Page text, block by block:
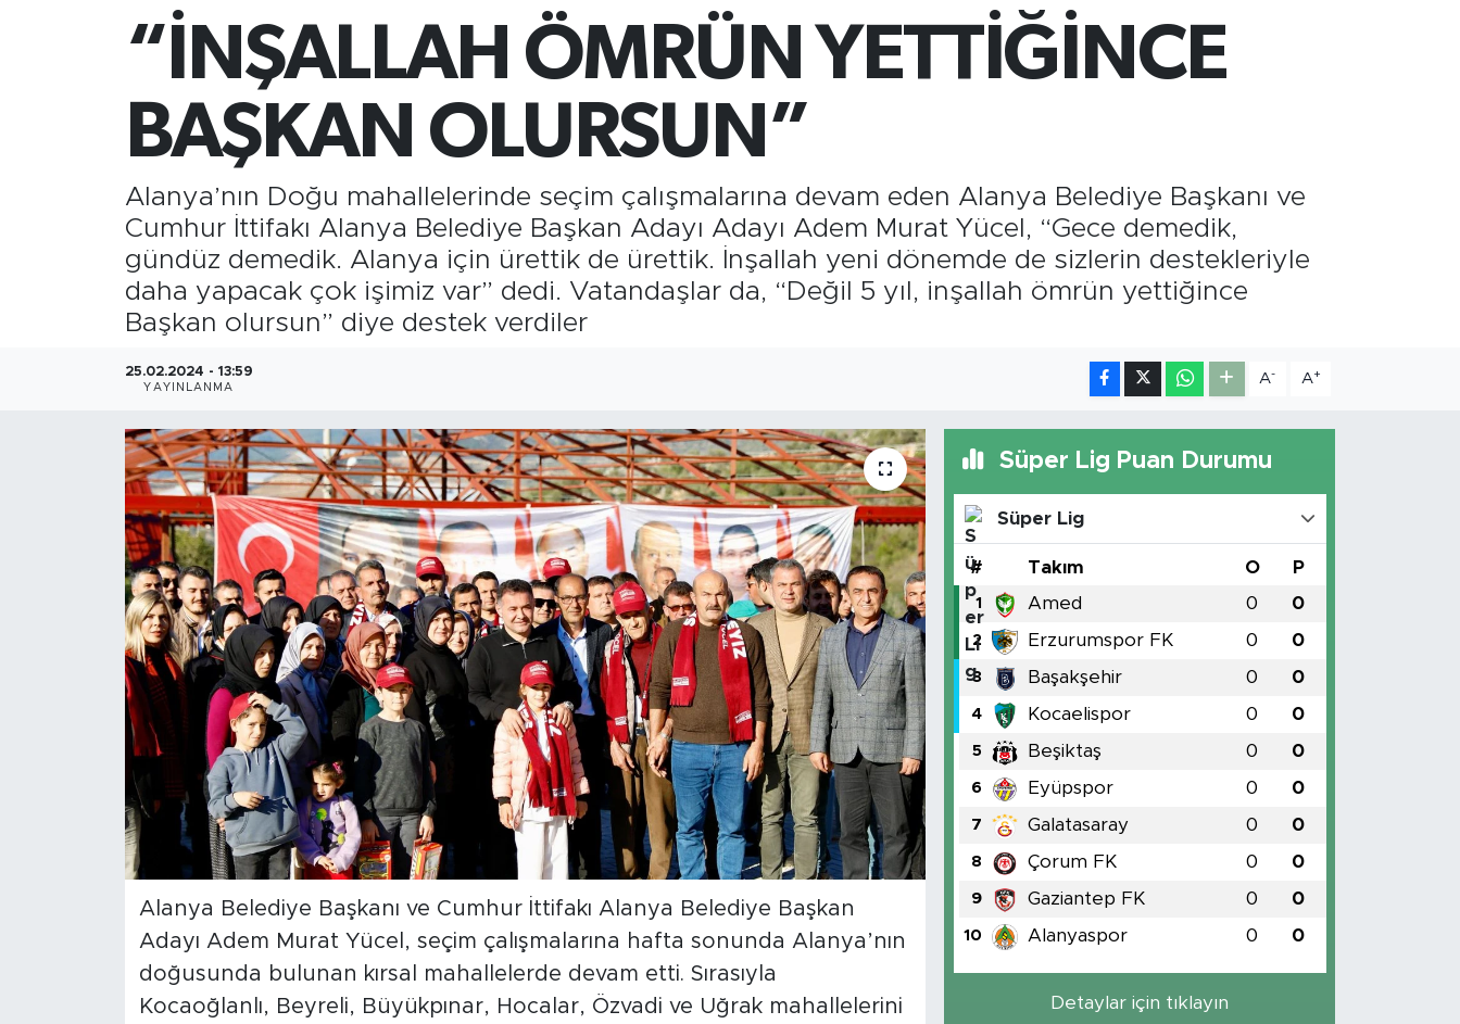
6660.55
%0
BİST100
13.779
%-14
BITCOIN
“İNŞALLAH ÖMRÜN YETTİĞİNCE
BAŞKAN OLURSUN”
Alanya’nın Doğu mahallelerinde seçim çalışmalarına devam eden Alanya Belediye Başkanı ve
Cumhur İttifakı Alanya Belediye Başkan Adayı Adayı Adem Murat Yücel, “Gece demedik,
gündüz demedik. Alanya için ürettik de ürettik. İnşallah yeni dönemde de sizlerin destekleriyle
daha yapacak çok işimiz var” dedi. Vatandaşlar da, “Değil 5 yıl, inşallah ömrün yettiğince
Başkan olursun” diye destek verdiler
25.02.2024 - 13:59
YAYINLANMA
A- A+
Alanya Belediye Başkanı ve Cumhur İttifakı Alanya Belediye Başkan
Adayı Adem Murat Yücel, seçim çalışmalarına hafta sonunda Alanya’nın
doğusunda bulunan kırsal mahallelerde devam etti. Sırasıyla
Kocaoğlanlı, Beyreli, Büyükpınar, Hocalar, Özvadi ve Uğrak mahallelerini
Süper Lig Puan Durumu
Süper Lig
# Takım O P
1 Amed 0 0
2 Erzurumspor FK 0 0
3 Başakşehir 0 0
4 Kocaelispor 0 0
5 Beşiktaş 0 0
6 Eyüpspor 0 0
7 Galatasaray 0 0
8 Çorum FK 0 0
9 Gaziantep FK 0 0
10 Alanyaspor 0 0
Detaylar için tıklayın
Gazipaşa
İnşaat-Emlak
Kültür-Sanat
Siyaset
Turizm
Türkiye
Yaşam